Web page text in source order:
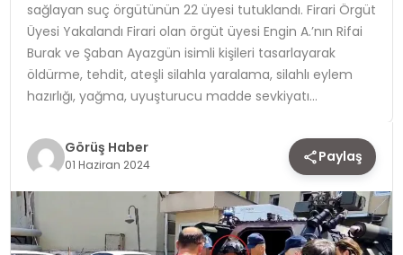
SPOR
TEKNOLOJI
sağlayan suç örgütünün 22 üyesi tutuklandı. Firari Örgüt
Üyesi Yakalandı Firari olan örgüt üyesi Engin A.’nın Rifai
Burak ve Şaban Ayazgün isimli kişileri tasarlayarak
öldürme, tehdit, ateşli silahla yaralama, silahlı eylem
hazırlığı, yağma, uyuşturucu madde sevkiyatı…
Görüş Haber
01 Haziran 2024 Paylaş